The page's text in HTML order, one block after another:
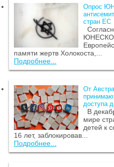
Опрос
стран ЕС
ЮНЕСКО
памяти жертв Холокоста,...
Подробнее...
От
доступа
В
мире
детей к
16 лет, заблокировав...
Подробнее...